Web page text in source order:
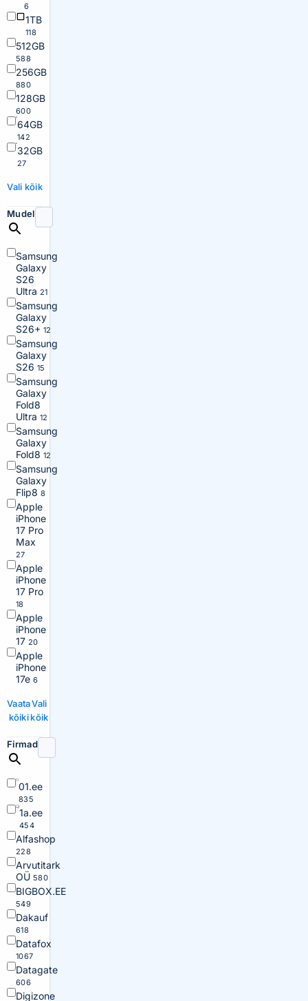
6
1TB
118
512GB
588
256GB
880
128GB
600
64GB
142
32GB
27
Vali kõik
Mudel
Samsung
Galaxy
S26
Ultra 21
Samsung
Galaxy
S26+ 12
Samsung
Galaxy
S26 15
Samsung
Galaxy
Fold8
Ultra 12
Samsung
Galaxy
Fold8 12
Samsung
Galaxy
Flip8 8
Apple
iPhone
17 Pro
Max
27
Apple
iPhone
17 Pro
18
Apple
iPhone
17 20
Apple
iPhone
17e 6
Vaata
kõiki
Vali
kõik
Firmad
01.ee
835
1a.ee
454
Alfashop
228
Arvutitark
OÜ 580
BIGBOX.EE
549
Dakauf
618
Datafox
1067
Datagate
606
Digizone